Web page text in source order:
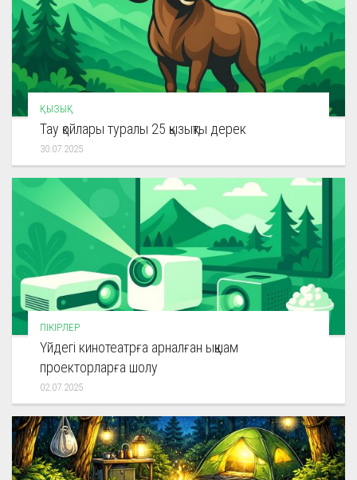
ҚЫЗЫҚ
Тау қойлары туралы 25 қызықты дерек
30.07.2025
ПІКІРЛЕР
Үйдегі кинотеатрға арналған ықшам
проекторларға шолу
02.07.2025